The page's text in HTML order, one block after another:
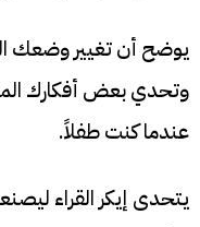
يوضح أن تغيير وضعك
وتحدي بعض أفكارك
عندما كنت طفلاً.
يتحدى إيكر القراء